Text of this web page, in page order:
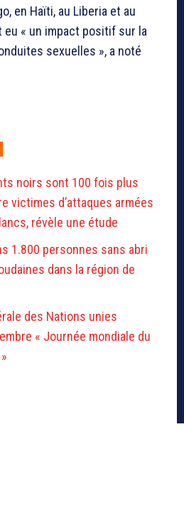
en Haïti, au Liberia et au
eu « un impact positif sur la
sexuelles », a noté
noirs sont 100 fois plus
victimes d’attaques armées
révèle une étude
1.800 personnes sans abri
dans la région de
des Nations unies
« Journée mondiale du